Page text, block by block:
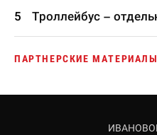
Троллейбус –
ПАРТНЕРСКИЕ МАТЕРИАЛЫ